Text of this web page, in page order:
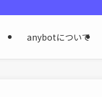
anybotについて